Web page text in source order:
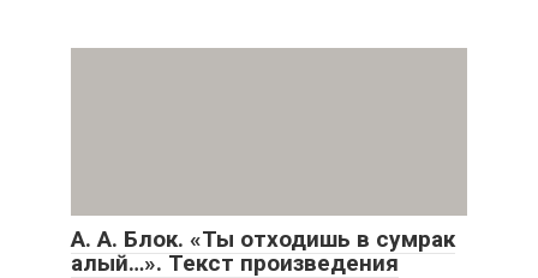
А. А. Блок. «Ты отходишь в сумрак
алый…». Текст произведения